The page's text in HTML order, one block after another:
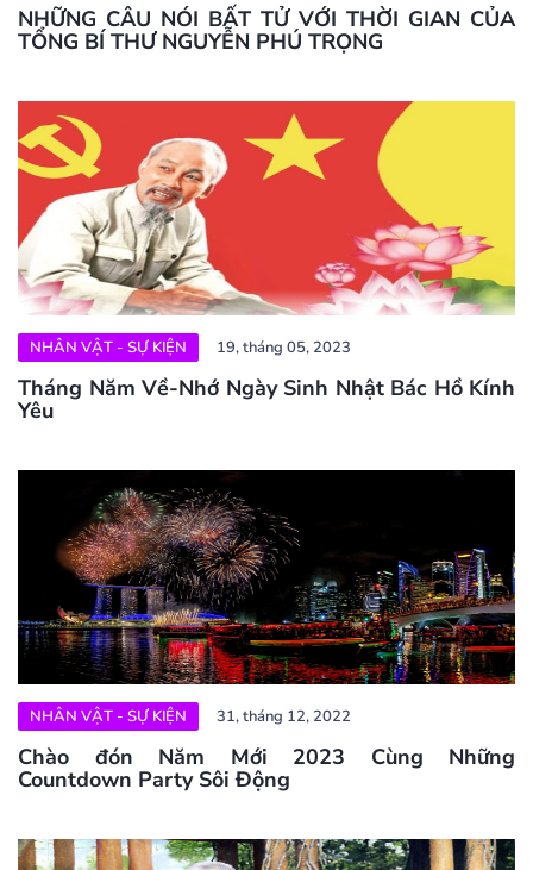
NHỮNG CÂU NÓI BẤT TỬ VỚI THỜI GIAN CỦA
TỔNG BÍ THƯ NGUYỄN PHÚ TRỌNG
NHÂN VẬT - SỰ KIỆN 19, tháng 05, 2023
Tháng Năm Về-Nhớ Ngày Sinh Nhật Bác Hồ Kính
Yêu
NHÂN VẬT - SỰ KIỆN 31, tháng 12, 2022
Chào đón Năm Mới 2023 Cùng Những
Countdown Party Sôi Động